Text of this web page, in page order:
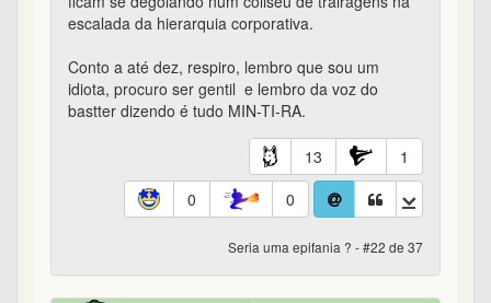
escalada da hierarquia corporativa.
Conto a até dez, respiro, lembro que sou um
idiota, procuro ser gentil e lembro da voz do
bastter dizendo é tudo MIN-TI-RA.
13
1
0
0
Seria uma epifania ? - #22 de 37